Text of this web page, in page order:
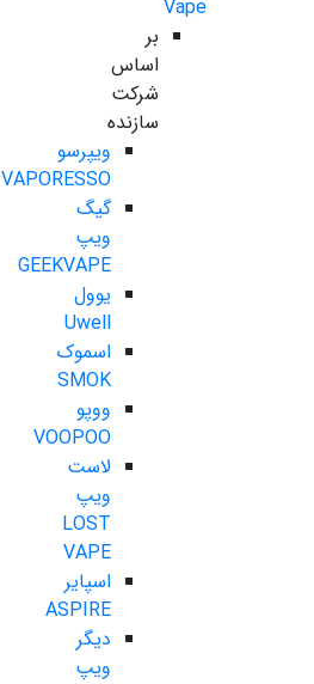
Vape
بر
اساس
شرکت
سازنده
ویپرسو
VAPORESSO
گیگ
ویپ
GEEKVAPE
یوول
Uwell
اسموک
SMOK
ووپو
VOOPOO
لاست
ویپ
LOST
VAPE
اسپایر
ASPIRE
دیگر
ویپ